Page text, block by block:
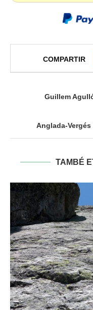
COMPARTIR
Guillem
Anglada-
TAMBÉ